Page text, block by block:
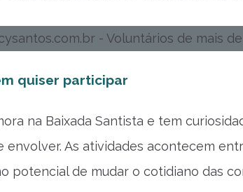
quiser participar
na Baixada Santista e tem
envolver. As atividades acontecem
potencial de mudar o cotidiano das